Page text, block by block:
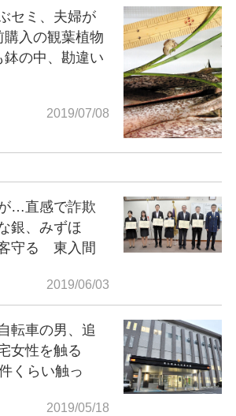
セミ、夫婦が
入の観葉植物
の中、勘違い
2019/07/08
…直感で詐欺
銀、みずほ
守る 東入間
2019/06/03
転車の男、追
女性を触る
くらい触っ
2019/05/18